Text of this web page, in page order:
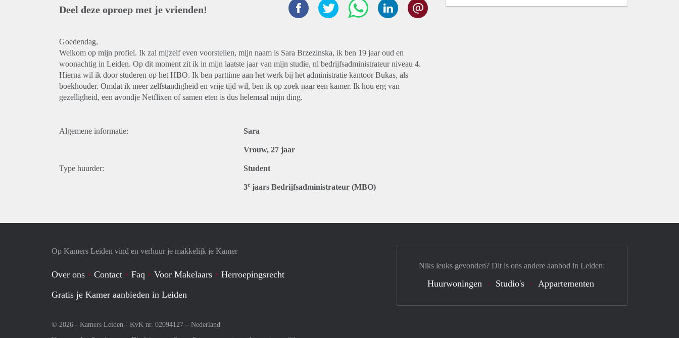
Deel deze oproep met je vrienden!
Goedendag,
Welkom op mijn profiel. Ik zal mijzelf even voorstellen, mijn naam is Sara Brzezinska, ik ben 19 jaar oud en
woonachtig in Leiden. Op dit moment zit ik in mijn laatste jaar van mijn studie, nl bedrijfsadministrateur niveau 4.
Hierna wil ik door studeren op het HBO. Ik ben parttime aan het werk bij het administratie kantoor Bukas, als
boekhouder. Omdat ik meer zelfstandigheid en vrije tijd wil, ben ik op zoek naar een kamer. Ik hou erg van
gezelligheid, een avondje Netflixen of samen eten is dus helemaal mijn ding.
Algemene informatie: Sara
Vrouw, 27 jaar
Type huurder: Student
3e jaars Bedrijfsadministrateur (MBO)
Op Kamers Leiden vind en verhuur je makkelijk je Kamer
Over ons Contact Faq Voor Makelaars
Herroepingsrecht
Gratis je Kamer aanbieden in Leiden
© 2026 - Kamers Leiden - KvK nr. 02094127 – Nederland
Niks leuks gevonden? Dit is ons andere aanbod in Leiden:
Huurwoningen Studio's Appartementen